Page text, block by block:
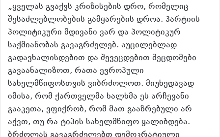
„ყველას გვაქვს კრიზისების დრო, რომელიც
შესაძლებლობების გამყარების დროა. პარტიის
პოლიტიკური მდივანი ვარ და პოლიტიკურ
საქმიანობას გავაგრძელებ. აუცილებლად
გადავხალისდებით და შევეცდებით შეცდომები
გავაანალიზოთ, რათა ევროპული
სახელმწიფოსთვის ვიბრძოლოთ. მიუხედავად
იმისა, რომ ქართველმა ხალხმა ეს არჩევანი
გააკეთა, ვფიქრობ, რომ მათ გააზრებული არ
აქვთ, თუ რა ტიპის სახელმწიფო ყალიბდება.